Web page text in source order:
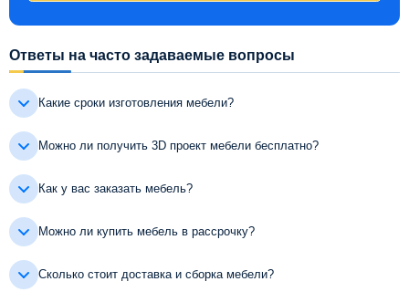
Ответы на часто задаваемые вопросы
Какие сроки изготовления мебели?
Можно ли получить 3D проект мебели бесплатно?
Как у вас заказать мебель?
Можно ли купить мебель в рассрочку?
Сколько стоит доставка и сборка мебели?